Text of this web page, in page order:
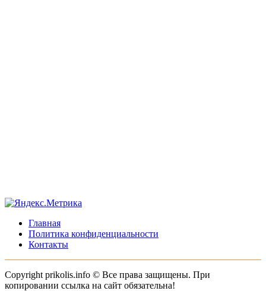
Главная
Политика конфиденциальности
Контакты
Copyright prikolis.info © Все права защищены. При
копировании ссылка на сайт обязательна!